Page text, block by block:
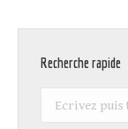
Recherche rapide
Recherche